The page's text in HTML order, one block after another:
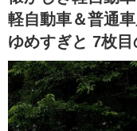
中国
九州
注目の記事
軽自動車＆普通
ゆめすぎと 7枚